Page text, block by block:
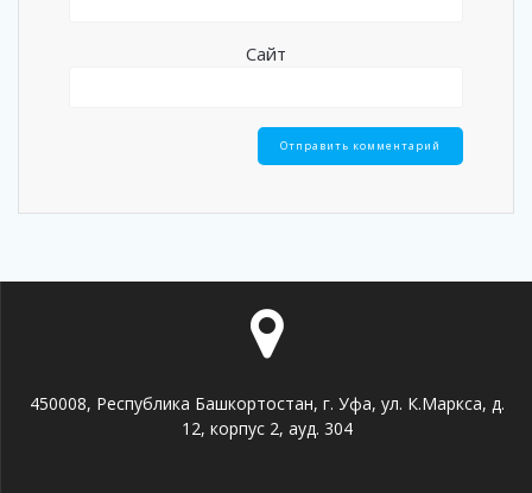
Сайт
450008, Республика Башкортостан, г. Уфа, ул. К.Маркса, д.
12, корпус 2, ауд. 304